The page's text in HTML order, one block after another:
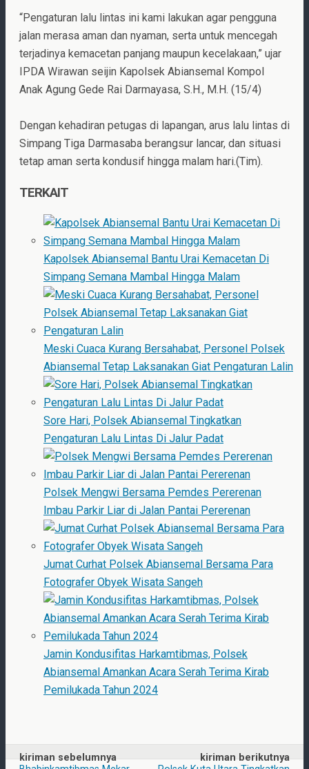
“Pengaturan lalu lintas ini kami lakukan agar pengguna
jalan merasa aman dan nyaman, serta untuk mencegah
terjadinya kemacetan panjang maupun kecelakaan,” ujar
IPDA Wirawan seijin Kapolsek Abiansemal Kompol
Anak Agung Gede Rai Darmayasa, S.H., M.H. (15/4)
Dengan kehadiran petugas di lapangan, arus lalu lintas di
Simpang Tiga Darmasaba berangsur lancar, dan situasi
tetap aman serta kondusif hingga malam hari.(Tim).
TERKAIT
Kapolsek Abiansemal Bantu Urai Kemacetan Di
Simpang Semana Mambal Hingga Malam
Meski Cuaca Kurang Bersahabat, Personel Polsek
Abiansemal Tetap Laksanakan Giat Pengaturan Lalin
Sore Hari, Polsek Abiansemal Tingkatkan
Pengaturan Lalu Lintas Di Jalur Padat
Polsek Mengwi Bersama Pemdes Pererenan
Imbau Parkir Liar di Jalan Pantai Pererenan
Jumat Curhat Polsek Abiansemal Bersama Para
Fotografer Obyek Wisata Sangeh
Jamin Kondusifitas Harkamtibmas, Polsek
Abiansemal Amankan Acara Serah Terima Kirab
Pemilukada Tahun 2024
kiriman sebelumnya
kiriman berikutnya